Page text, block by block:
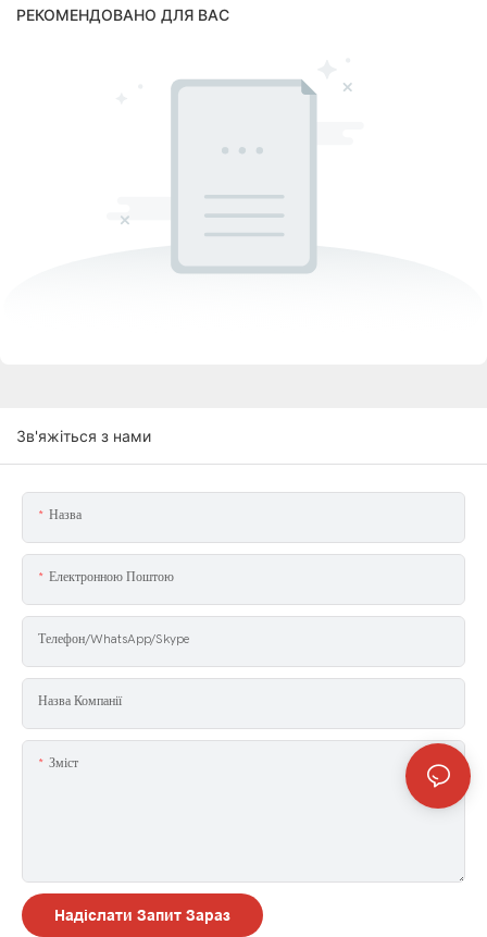
РЕКОМЕНДОВАНО ДЛЯ ВАС
Зв'яжіться з нами
Назва
Електронною Поштою
Телефон/WhatsApp/Skype
Назва Компанії
Зміст
Надіслати Запит Зараз